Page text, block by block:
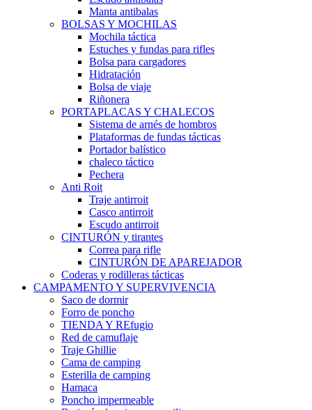
Manta antibalas
BOLSAS Y MOCHILAS
Mochila táctica
Estuches y fundas para rifles
Bolsa para cargadores
Hidratación
Bolsa de viaje
Riñonera
PORTAPLACAS Y CHALECOS
Sistema de arnés de hombros
Plataformas de fundas tácticas
Portador balístico
chaleco táctico
Pechera
Anti Roit
Traje antirroit
Casco antirroit
Escudo antirroit
CINTURÓN y tirantes
Correa para rifle
CINTURÓN DE APAREJADOR
Coderas y rodilleras tácticas
CAMPAMENTO Y SUPERVIVENCIA
Saco de dormir
Forro de poncho
TIENDA Y REfugio
Red de camuflaje
Traje Ghillie
Cama de camping
Esterilla de camping
Hamaca
Poncho impermeable